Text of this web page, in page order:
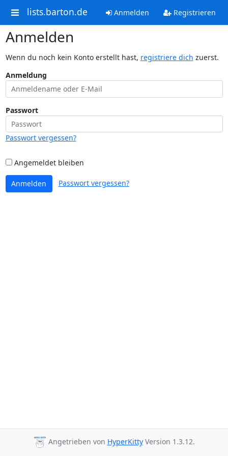
lists.barton.de Anmelden Registrieren
Anmelden
Wenn du noch kein Konto erstellt hast, registriere dich zuerst.
Anmeldung
Passwort
Passwort vergessen?
Angemeldet bleiben
Anmelden Passwort vergessen?
Angetrieben von HyperKittyVersion 1.3.12.